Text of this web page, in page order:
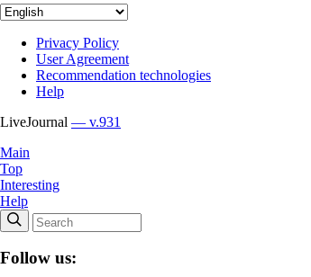
Privacy Policy
User Agreement
Recommendation technologies
Help
LiveJournal — v.931
Main
Top
Interesting
Help
Follow us: